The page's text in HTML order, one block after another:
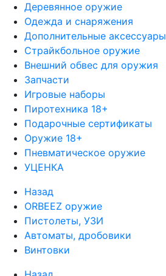
Деревянное оружие
Одежда и снаряжения
Дополнительные аксессуары
Страйкбольное оружие
Внешний обвес для оружия
Запчасти
Игровые наборы
Пиротехника 18+
Подарочные сертификаты
Оружие 18+
Пневматическое оружие
УЦЕНКА
Назад
ORBEEZ оружие
Пистолеты, УЗИ
Автоматы, дробовики
Винтовки